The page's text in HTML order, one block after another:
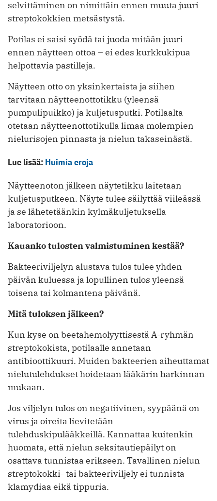
selvittäminen on nimittäin ennen muuta juuri
streptokokkien metsästystä.
Potilas ei saisi syödä tai juoda mitään juuri
ennen näytteen ottoa – ei edes kurkkukipua
helpottavia pastilleja.
Näytteen otto on yksinkertaista ja siihen
tarvitaan näytteenottotikku (yleensä
pumpulipuikko) ja kuljetusputki. Potilaalta
otetaan näytteenottotikulla limaa molempien
nielurisojen pinnasta ja nielun takaseinästä.
Lue lisää: Huimia eroja
Näytteenoton jälkeen näytetikku laitetaan
kuljetusputkeen. Näyte tulee säilyttää viileässä
ja se lähetetäänkin kylmäkuljetuksella
laboratorioon.
Kauanko tulosten valmistuminen kestää?
Bakteeriviljelyn alustava tulos tulee yhden
päivän kuluessa ja lopullinen tulos yleensä
toisena tai kolmantena päivänä.
Mitä tuloksen jälkeen?
Kun kyse on beetahemolyyttisestä A-ryhmän
streptokokista, potilaalle annetaan
antibioottikuuri. Muiden bakteerien aiheuttamat
nielutulehdukset hoidetaan lääkärin harkinnan
mukaan.
Jos viljelyn tulos on negatiivinen, syypäänä on
virus ja oireita lievitetään
tulehduskipulääkkeillä. Kannattaa kuitenkin
huomata, että nielun seksitautiepäilyt on
osattava tunnistaa erikseen. Tavallinen nielun
streptokokki- tai bakteeriviljely ei tunnista
klamydiaa eikä tippuria.